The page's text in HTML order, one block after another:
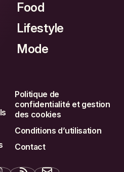
Food
Lifestyle
Mode
Politique de
confidentialité et gestion
des cookies
Conditions d’utilisation
Contact